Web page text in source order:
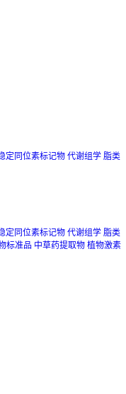
定同位素标记物 代谢组学 脂类
定同位素标记物 代谢组学 脂类
标准品 中草药提取物 植物激素